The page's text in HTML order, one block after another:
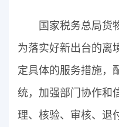
国家税务总局货物
为落实好新出台的离
定具体的服务措施，
统，加强部门协作和
理、核验、审核、退